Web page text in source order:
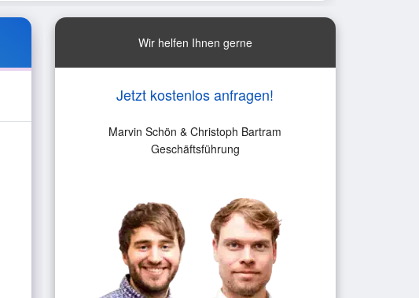
Wir helfen Ihnen gerne
Jetzt kostenlos anfragen!
Marvin Schön & Christoph Bartram
Geschäftsführung